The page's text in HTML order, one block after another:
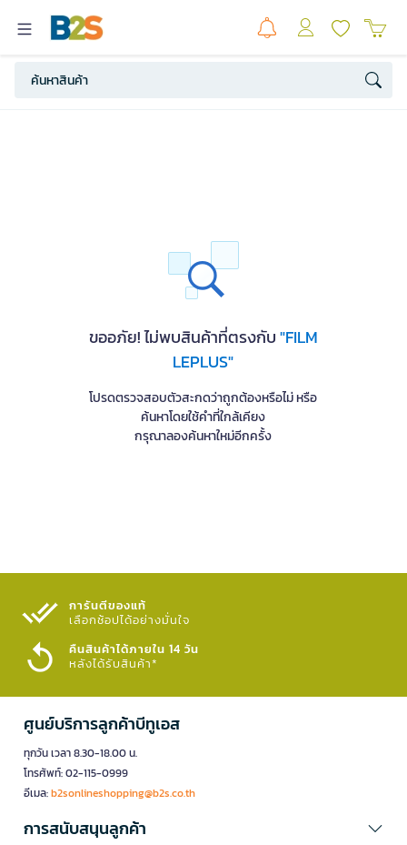
ขออภัย! ไม่พบสินค้าที่ตรงกับ"FILM
LEPLUS"
โปรดตรวจสอบตัวสะกดว่าถูกต้องหรือไม่ หรือ
ค้นหาโดยใช้คำที่ใกล้เคียง
กรุณาลองค้นหาใหม่อีกครั้ง
การันตีของแท้
เลือกช้อปได้อย่างมั่นใจ​
คืนสินค้าได้ภายใน 14 วัน
หลังได้รับสินค้า*
ศูนย์บริการลูกค้าบีทูเอส
ทุกวัน เวลา 8.30-18.00 น.
โทรศัพท์: 02-115-0999
อีเมล:b2sonlineshopping@b2s.co.th
การสนับสนุนลูกค้า